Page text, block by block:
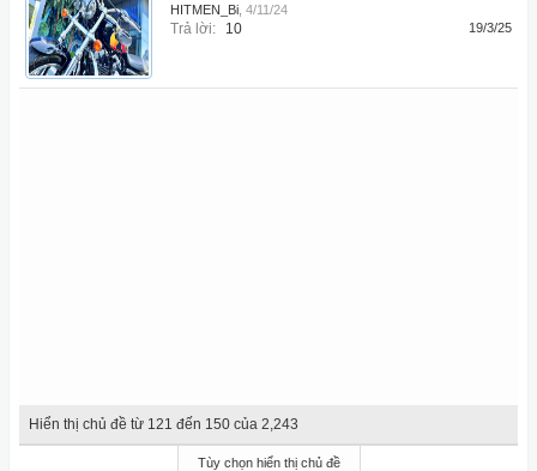
HITMEN_Bi 4/11/24
Trả lời: 10 19/3/25
Hiển thị chủ đề từ 121 đến 150 của 2,243
Tùy chọn hiển thị chủ đề